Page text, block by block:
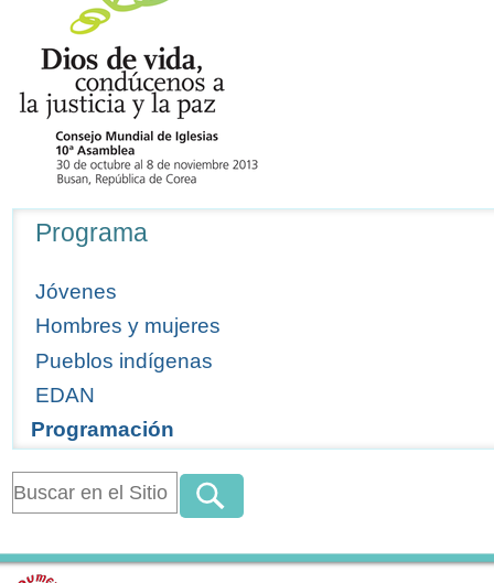
Programa
Jóvenes
Hombres y mujeres
Pueblos indígenas
EDAN
Programación